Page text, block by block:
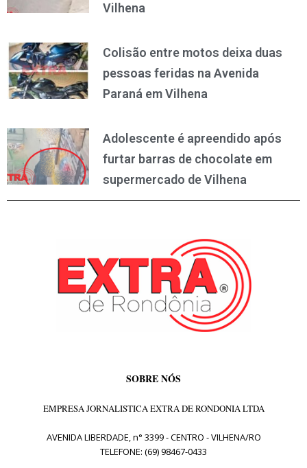
Vilhena
Colisão entre motos deixa duas
pessoas feridas na Avenida
Paraná em Vilhena
Adolescente é apreendido após
furtar barras de chocolate em
supermercado de Vilhena
SOBRE NÓS
EMPRESA JORNALISTICA EXTRA DE RONDONIA LTDA
AVENIDA LIBERDADE, n° 3399 - CENTRO - VILHENA/RO
TELEFONE: (69) 98467-0433